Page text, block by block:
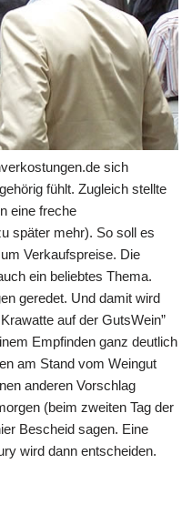
sich
fühlt. Zugleich stellte
eine freche
später mehr). So soll es
Verkaufspreise. Die
ein beliebtes Thema.
geredet. Und damit wird
auf der GutsWein”
Empfinden ganz deutlich
am Stand vom Weingut
anderen Vorschlag
(beim zweiten Tag der
Bescheid sagen. Eine
wird dann entscheiden.